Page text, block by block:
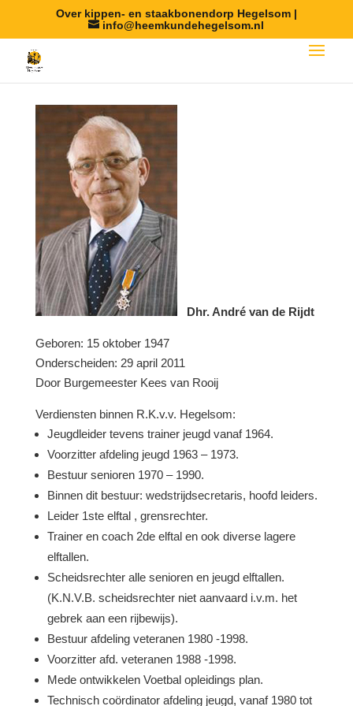
Over kippen- en staakbonendorp Hegelsom |
info@heemkundehegelsom.nl
Dhr. André van de Rijdt
Geboren: 15 oktober 1947
Onderscheiden: 29 april 2011
Door Burgemeester Kees van Rooij
Verdiensten binnen R.K.v.v. Hegelsom:
Jeugdleider tevens trainer jeugd vanaf 1964.
Voorzitter afdeling jeugd 1963 – 1973.
Bestuur senioren 1970 – 1990.
Binnen dit bestuur: wedstrijdsecretaris, hoofd leiders.
Leider 1ste elftal , grensrechter.
Trainer en coach 2de elftal en ook diverse lagere
elftallen.
Scheidsrechter alle senioren en jeugd elftallen.
(K.N.V.B. scheidsrechter niet aanvaard i.v.m. het
gebrek aan een rijbewijs).
Bestuur afdeling veteranen 1980 -1998.
Voorzitter afd. veteranen 1988 -1998.
Mede ontwikkelen Voetbal opleidings plan.
Technisch coördinator afdeling jeugd, vanaf 1980 tot